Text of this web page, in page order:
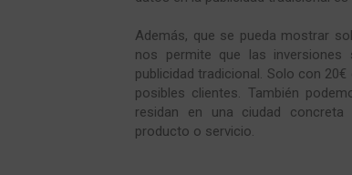
Además, que se pueda mostrar
nos permite que las
publicidad tradicional. Solo con
posibles clientes. También
residan en una ciudad
producto o servicio.